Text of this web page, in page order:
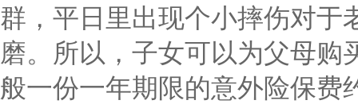
群，平日里出现个小摔伤对于
磨。所以，子女可以为父母购
般一份一年期限的意外险保费